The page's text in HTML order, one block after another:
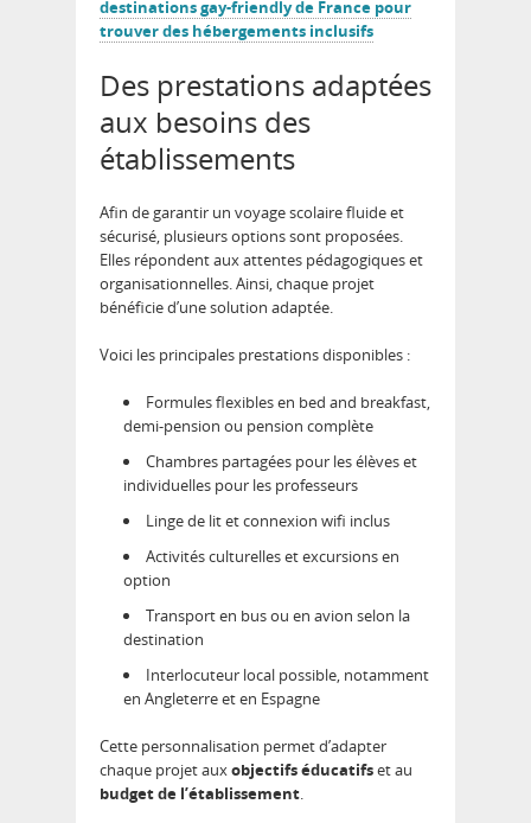
destinations gay-friendly de France pour
trouver des hébergements inclusifs
Des prestations adaptées
aux besoins des
établissements
Afin de garantir un voyage scolaire fluide et
sécurisé, plusieurs options sont proposées.
Elles répondent aux attentes pédagogiques et
organisationnelles. Ainsi, chaque projet
bénéficie d’une solution adaptée.
Voici les principales prestations disponibles :
Formules flexibles en bed and breakfast,
demi-pension ou pension complète
Chambres partagées pour les élèves et
individuelles pour les professeurs
Linge de lit et connexion wifi inclus
Activités culturelles et excursions en
option
Transport en bus ou en avion selon la
destination
Interlocuteur local possible, notamment
en Angleterre et en Espagne
Cette personnalisation permet d’adapter
chaque projet auxobjectifs éducatifset au
budget de l’établissement.